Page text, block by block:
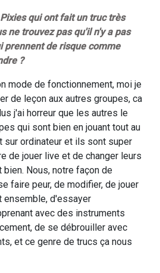
qui ont fait un truc très
ne trouvez pas qu'il n'y a pas
prennent de risque comme
?
mode de fonctionnement, moi je
de leçon aux autres groupes, ca
j'ai horreur que les autres le
qui sont bien en jouant tout au
sur ordinateur et ils sont super
de jouer live et de changer leurs
Nous, notre façon de
faire peur, de modifier, de jouer
ensemble, d'essayer
avec des instruments
de se débrouiller avec
et ce genre de trucs ça nous